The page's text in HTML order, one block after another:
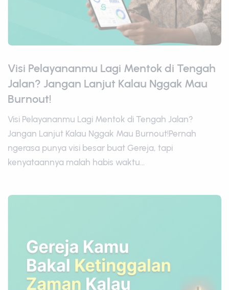
Visi Pelayananmu Lagi Mentok di Tengah
Jalan? Jangan Lanjut Kalau Nggak Mau
Burnout!
Visi Pelayananmu Lagi Mentok di Tengah Jalan?
Jangan Lanjut Kalau Nggak Mau Burnout!Pernah
ngerasa punya visi besar buat Gereja, tapi
kenyataannya malah habis waktu...